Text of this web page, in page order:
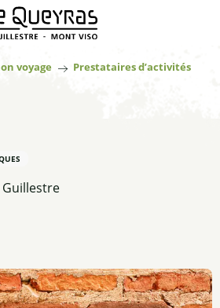
voyage
Prestataires d’activités
Guillestre
favoris